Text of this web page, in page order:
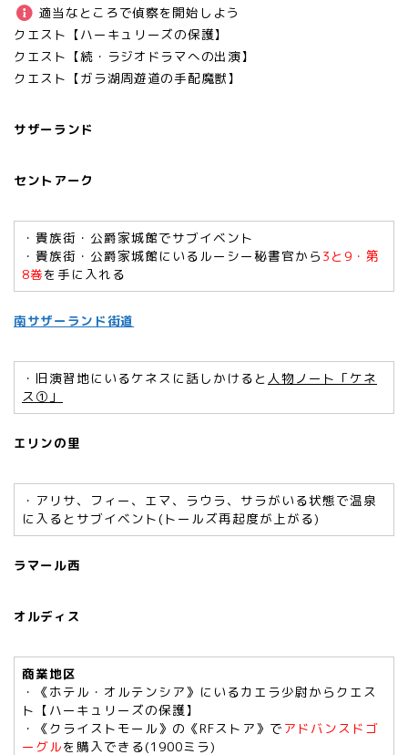
適当なところで偵察を開始しよう
クエスト【ハーキュリーズの保護】
クエスト【続・ラジオドラマへの出演】
クエスト【ガラ湖周遊道の手配魔獣】
サザーランド
セントアーク
・貴族街・公爵家城館でサブイベント
・貴族街・公爵家城館にいるルーシー秘書官から 3と9・第
8巻を手に入れる
南サザーランド街道
・旧演習地にいるケネスに話しかけると 人物ノート「ケネ
ス①」
エリンの里
・アリサ、フィー、エマ、ラウラ、サラがいる状態で温泉
に入るとサブイベント(トールズ再起度が上がる)
ラマール西
オルディス
商業地区
・《ホテル・オルテンシア》にいるカエラ少尉からクエス
ト【ハーキュリーズの保護】
・《クライストモール》の《RFストア》で アドバンスドゴ
ーグルを購入できる(1900ミラ)